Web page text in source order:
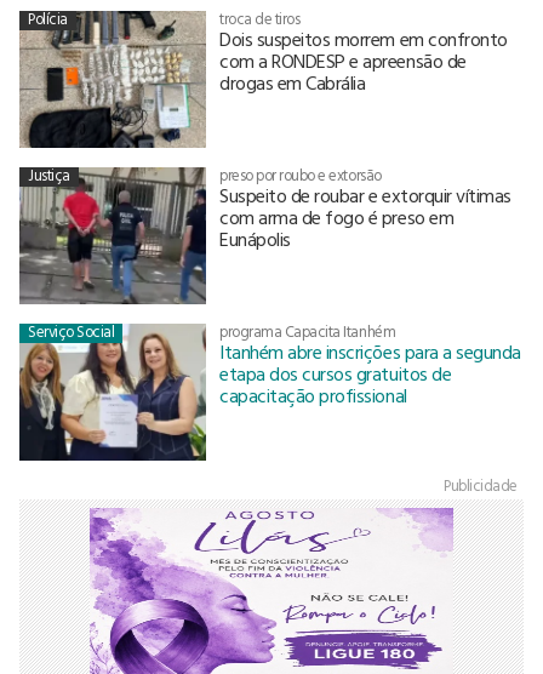
Polícia troca de tiros
Dois suspeitos morrem em confronto
com a RONDESP e apreensão de
drogas em Cabrália
Justiça preso por roubo e extorsão
Suspeito de roubar e extorquir vítimas
com arma de fogo é preso em
Eunápolis
Serviço Social programa Capacita Itanhém
Itanhém abre inscrições para a segunda
etapa dos cursos gratuitos de
capacitação profissional
Publicidade